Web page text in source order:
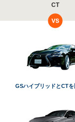
CT
GSハイブリッドとCTを